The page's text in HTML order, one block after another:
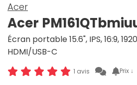
Acer
Acer
Écran portable 15.6", IPS, 16:9,
HDMI/USB-C
1 avis Prix ↓